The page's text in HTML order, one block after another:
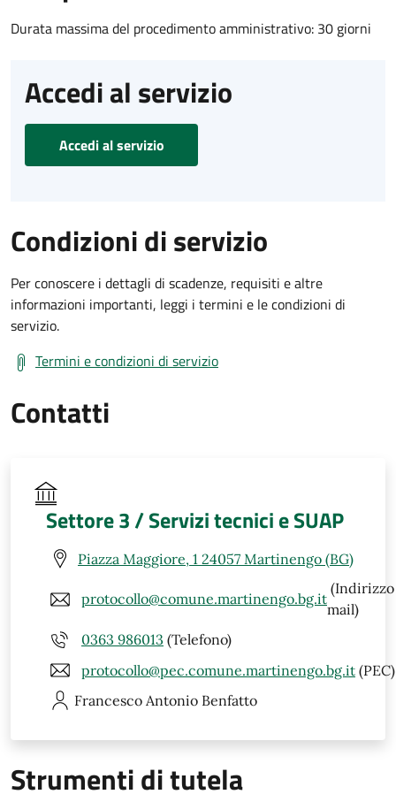
Durata massima del procedimento amministrativo: 30 giorni
Accedi al servizio
Accedi al servizio
Condizioni di servizio
Per conoscere i dettagli di scadenze, requisiti e altre
informazioni importanti, leggi i termini e le condizioni di
servizio.
Termini e condizioni di servizio
Contatti
Settore 3 / Servizi tecnici e SUAP
Piazza Maggiore, 1 24057 Martinengo (BG)
protocollo@comune.martinengo.bg.it
(Indirizzo
mail)
0363 986013 (Telefono)
protocollo@pec.comune.martinengo.bg.it (PEC)
Francesco Antonio Benfatto
Strumenti di tutela